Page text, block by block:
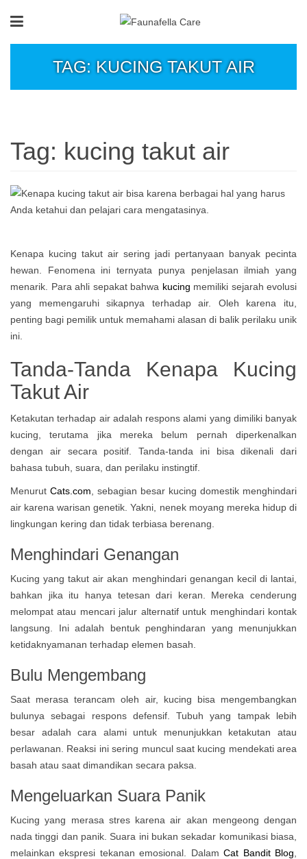
TAG: KUCING TAKUT AIR
Tag: kucing takut air
Kenapa kucing takut air sering jadi pertanyaan banyak pecinta
hewan. Fenomena ini ternyata punya penjelasan ilmiah yang
menarik. Para ahli sepakat bahwa kucing memiliki sejarah evolusi
yang memengaruhi sikapnya terhadap air. Oleh karena itu,
penting bagi pemilik untuk memahami alasan di balik perilaku unik
ini.
Tanda-Tanda Kenapa Kucing
Takut Air
Ketakutan terhadap air adalah respons alami yang dimiliki banyak
kucing, terutama jika mereka belum pernah diperkenalkan
dengan air secara positif. Tanda-tanda ini bisa dikenali dari
bahasa tubuh, suara, dan perilaku instingtif.
Menurut Cats.com , sebagian besar kucing domestik menghindari
air karena warisan genetik. Yakni, nenek moyang mereka hidup di
lingkungan kering dan tidak terbiasa berenang.
Menghindari Genangan
Kucing yang takut air akan menghindari genangan kecil di lantai,
bahkan jika itu hanya tetesan dari keran. Mereka cenderung
melompat atau mencari jalur alternatif untuk menghindari kontak
langsung. Ini adalah bentuk penghindaran yang menunjukkan
ketidaknyamanan terhadap elemen basah.
Bulu Mengembang
Saat merasa terancam oleh air, kucing bisa mengembangkan
bulunya sebagai respons defensif. Tubuh yang tampak lebih
besar adalah cara alami untuk menunjukkan ketakutan atau
perlawanan. Reaksi ini sering muncul saat kucing mendekati area
basah atau saat dimandikan secara paksa.
Mengeluarkan Suara Panik
Kucing yang merasa stres karena air akan mengeong dengan
nada tinggi dan panik. Suara ini bukan sekadar komunikasi biasa,
melainkan ekspresi tekanan emosional. Dalam Cat Bandit Blog